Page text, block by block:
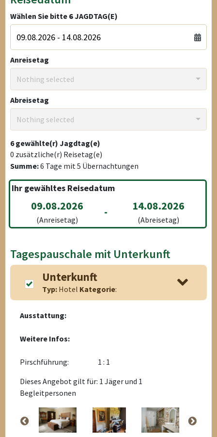
Wählen Sie bitte 6JAGDTAG(E)
Anreisetag
Nothing selected
Abreisetag
Nothing selected
6gewählte(r) Jagdtag(e)
0 zusätzliche(r) Reisetag(e)
Summe:6 Tage mit5 Übernachtungen
Ihr gewähltes Reisedatum
09.08.2026
(Anreisetag)
- 14.08.2026
(Abreisetag)
Tagespauschale mit Unterkunft
Unterkunft
Typ: Hotel Kategorie:
Ausstattung:
Weitere Infos:
Pirschführung:
1 : 1
Dieses Angebot gilt für: 1 Jäger und 1
Begleitpersonen